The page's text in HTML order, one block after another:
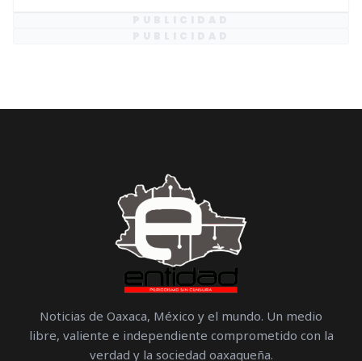
Noticias de Oaxaca, México y el mundo. Un medio
libre, valiente e independiente comprometido con la
verdad y la sociedad oaxaqueña.